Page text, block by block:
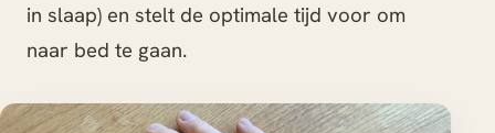
in slaap) en stelt de optimale tijd voor om
naar bed te gaan.